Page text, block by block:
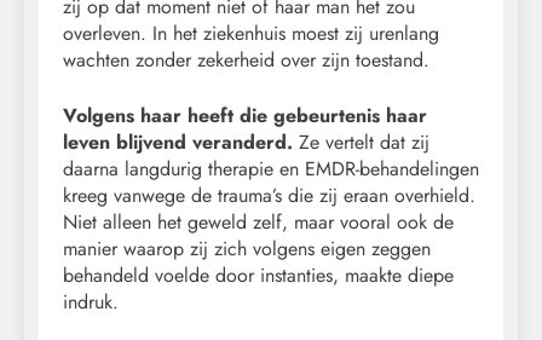
zij op dat moment niet of haar man het zou
overleven. In het ziekenhuis moest zij urenlang
wachten zonder zekerheid over zijn toestand.
Volgens haar heeft die gebeurtenis haar
leven blijvend veranderd. Ze vertelt dat zij
daarna langdurig therapie en EMDR-behandelingen
kreeg vanwege de trauma’s die zij eraan overhield.
Niet alleen het geweld zelf, maar vooral ook de
manier waarop zij zich volgens eigen zeggen
behandeld voelde door instanties, maakte diepe
indruk.